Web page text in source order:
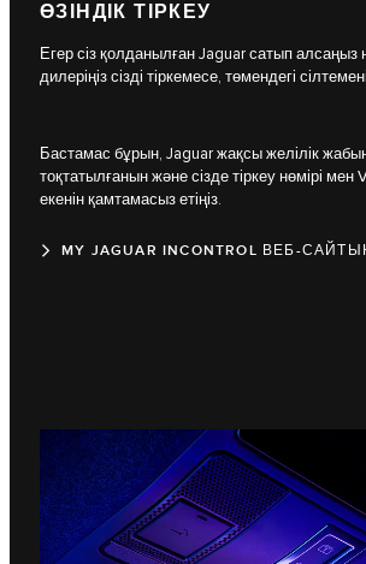
ӨЗІНДІК ТІРКЕУ
Егер сіз қолданылған Jaguar сатып алсаңыз
дилеріңіз сізді тіркемесе, төмендегі
Бастамас бұрын, Jaguar жақсы желілік
тоқтатылғанын және сізде тіркеу нөмірі мен
екенін қамтамасыз етіңіз.
MY JAGUAR INCONTROL ВЕБ-